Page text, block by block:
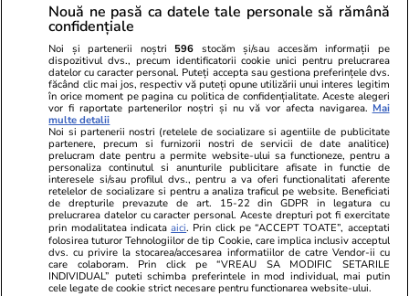
Cine poate retrage banii din
contul unei persoane decedate
Lifestyle 03 aug.
Ce este pământul de diatomee
și cum se utilizează
Nouă ne pasă ca datele tale personale să rămână
confidențiale
Noi și partenerii noștri 596 stocăm și/sau accesăm informații pe
dispozitivul dvs., precum identificatorii cookie unici pentru prelucrarea
datelor cu caracter personal. Puteți accepta sau gestiona preferințele dvs.
făcând clic mai jos, respectiv vă puteți opune utilizării unui interes legitim
în orice moment pe pagina cu politica de confidențialitate. Aceste alegeri
vor fi raportate partenerilor noștri și nu vă vor afecta navigarea. Mai
multe detalii
Noi si partenerii nostri (retelele de socializare si agentiile de publicitate
partenere, precum si furnizorii nostri de servicii de date analitice)
prelucram date pentru a permite website-ului sa functioneze, pentru a
personaliza continutul si anunturile publicitare afisate in functie de
interesele si/sau profilul dvs., pentru a va oferi functionalitati aferente
retelelor de socializare si pentru a analiza traficul pe website. Beneficiati
de drepturile prevazute de art. 15-22 din GDPR in legatura cu
prelucrarea datelor cu caracter personal. Aceste drepturi pot fi exercitate
prin modalitatea indicataaici. Prin click pe “ACCEPT TOATE”, acceptati
folosirea tuturor Tehnologiilor de tip Cookie, care implica inclusiv acceptul
dvs. cu privire la stocarea/accesarea informatiilor de catre Vendor-ii cu
care colaboram. Prin click pe “VREAU SA MODIFIC SETARILE
INDIVIDUAL” puteti schimba preferintele in mod individual, mai putin
cele legate de cookie strict necesare pentru functionarea website-ului.